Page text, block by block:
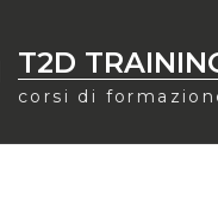
T2D
corsi di